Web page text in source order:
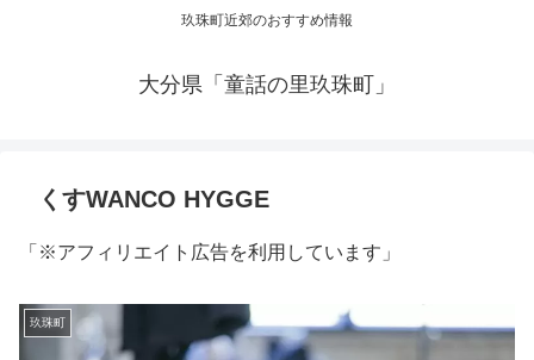
玖珠町近郊のおすすめ情報
大分県「童話の里玖珠町」
くすWANCO HYGGE
「※アフィリエイト広告を利用しています」
玖珠町